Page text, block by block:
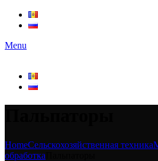
Menu
HomeСельскохозяйственная техника
обработка